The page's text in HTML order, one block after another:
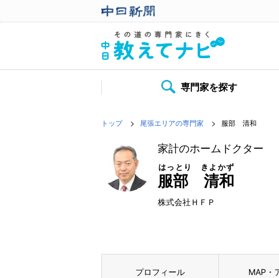
専門家を探す
トップ 尾張エリアの専門家 服部 清和
家計のホームドクター
服部 清和
はっとり きよかず
株式会社ＨＦＰ
プロフィール MAP・